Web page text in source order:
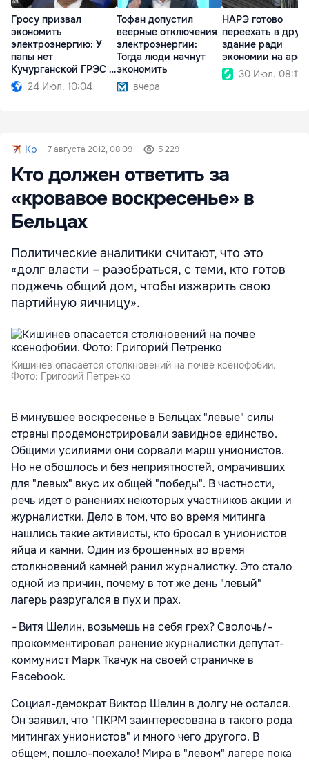
Гросу призвал
экономить
электроэнергию: У
папы нет
Кучурганской ГРЭС в
огороде
24 Июл. 10:04
Тофан допустил
веерные отключения
электроэнергии:
Тогда люди начнут
экономить
вчера
НАРЭ готово
переехать в
здание ради
экономии на
30 Июл. 08:11
Kp 7 августа 2012, 08:09 5 229
Кто должен ответить за
«кровавое воскресенье» в
Бельцах
Политические аналитики считают, что это
«долг власти – разобраться, с теми, кто готов
поджечь общий дом, чтобы изжарить свою
партийную яичницу».
Кишинев опасается столкновений на почве ксенофобии.
Фото: Григорий Петренко
В минувшее воскресенье в Бельцах "левые" силы
страны продемонстрировали завидное единство.
Общими усилиями они сорвали марш унионистов.
Но не обошлось и без неприятностей, омрачивших
для "левых" вкус их общей "победы". В частности,
речь идет о ранениях некоторых участников акции и
журналистки. Дело в том, что во время митинга
нашлись такие активисты, кто бросал в унионистов
яйца и камни. Один из брошенных во время
столкновений камней ранил журналистку. Это стало
одной из причин, почему в тот же день "левый"
лагерь разругался в пух и прах.
-Витя Шелин, возьмешь на себя грех? Сволочь!-
прокомментировал ранение журналистки депутат-
коммунист Марк Ткачук на своей страничке в
Facebook.
Социал-демократ Виктор Шелин в долгу не остался.
Он заявил, что "ПКРМ заинтересована в такого рода
митингах унионистов" и много чего другого. В
общем, пошло-поехало! Мира в "левом" лагере пока